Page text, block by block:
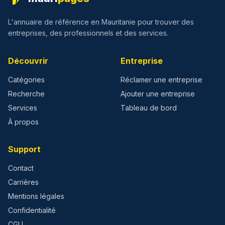
L'annuaire de référence en Mauritanie pour trouver des
entreprises, des professionnels et des services.
Découvrir
Catégories
Recherche
Services
À propos
Entreprise
Réclamer une entreprise
Ajouter une entreprise
Tableau de bord
Support
Contact
Carrières
Mentions légales
Confidentialité